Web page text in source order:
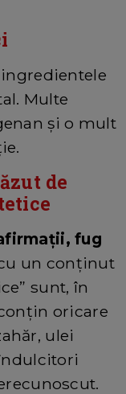
Multe
și o mult
de
fug
un conținut
sunt, în
oricare
ulei